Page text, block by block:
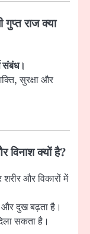
राज क्या
संबंध।
सुरक्षा और
विनाश क्यों है?
और विकारों में
दुख बढ़ता है।
सकता है।